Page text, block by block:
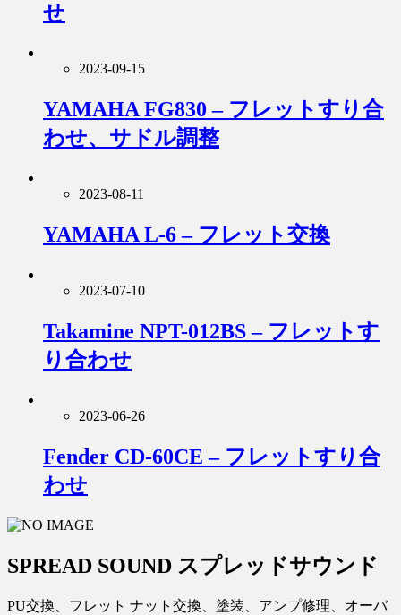
せ
2023-09-15
YAMAHA FG830 – フレットすり合
わせ、サドル調整
2023-08-11
YAMAHA L-6 – フレット交換
2023-07-10
Takamine NPT-012BS – フレットす
り合わせ
2023-06-26
Fender CD-60CE – フレットすり合
わせ
SPREAD SOUND スプレッドサウンド
PU交換、フレット ナット交換、塗装、アンプ修理、オーバ